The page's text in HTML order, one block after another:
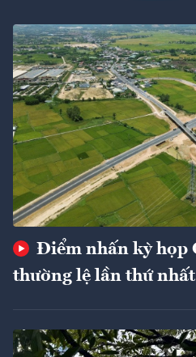
Điểm nhấn kỳ họp
thường lệ lần thứ nhất